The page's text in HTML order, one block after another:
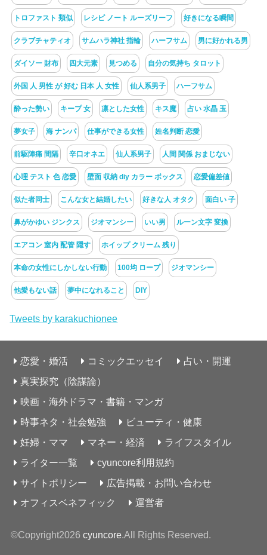
トロファスト 類似 レシピ ノート ルーズリーフ 好きになる瞬間
クラブチャティオ サムハラ神社 指輪 ハーフサム 男に好かれる男
ダイソー 財布 四大元素 見つめる 自分の気持ち タロット
外国 人 男性 が 好む 日本 人 女性 仙人系男子 ハーフサム
酔った勢い キープ 女 凛とした女性 キス魔 占い 水晶 玉
夢女子 海 ナンパ 仕事ができる女性 姓名判断 恋愛
前駆陣痛 間隔 辛口オネエ 仙人系男子 人間 関係 おまじない
心理 テスト 色 恋愛 壁面 収納 diy カラー ボックス 恋愛偏差値
似た者同士 こんな女と結婚したい 好きな人 オタク 面白い 子
鼻がかゆい ジンクス ジオマンシー いい男 ルーン文字 変換
エアコン 室内 配管 隠す ホイップ クリーム 残り
本命の女性にしかしない行動 100均 ロープ ジオマンシー
他愛もない話 夢中になれること DIY
Tweets by karakuchionee
恋愛・婚活 コミックエッセイ
占い・開運
真実探究（陰謀論）
映画・海外ドラマ・書籍・マンガ
時事ネタ・社会勉強
ビューティ・健康
妊婦・ママ
マネー・経済
ライフスタイル
ライター一覧
cyuncore利用規約
サイトポリシー
広告掲載・お問い合わせ
オフィスベネフィック
運営者
©Copyright2026 cyuncore.All Rights Reserved.